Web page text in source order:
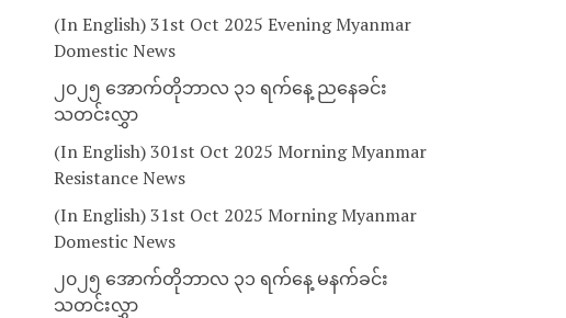
(In English) 31st Oct 2025 Evening Myanmar
Domestic News
၂၀၂၅ အောက်တိုဘာလ ၃၁ ရက်နေ့ ညနေခင်း
သတင်းလွှာ
(In English) 301st Oct 2025 Morning Myanmar
Resistance News
(In English) 31st Oct 2025 Morning Myanmar
Domestic News
၂၀၂၅ အောက်တိုဘာလ ၃၁ ရက်နေ့ မနက်ခင်း
သတင်းလွှာ